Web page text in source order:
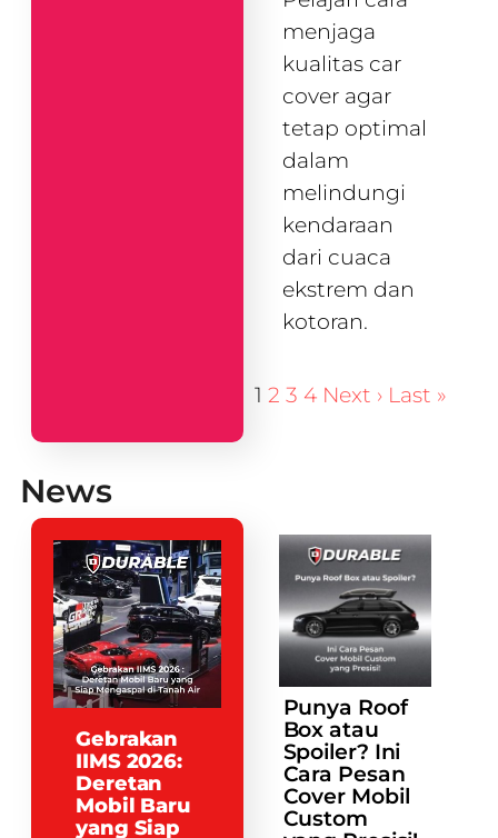
menjaga
kualitas car
cover agar
tetap optimal
dalam
melindungi
kendaraan
dari cuaca
ekstrem dan
kotoran.
1 2 3 4 Next › Last »
News
Gebrakan
IIMS 2026:
Deretan
Mobil Baru
yang Siap
Punya Roof
Box atau
Spoiler? Ini
Cara Pesan
Cover Mobil
Custom